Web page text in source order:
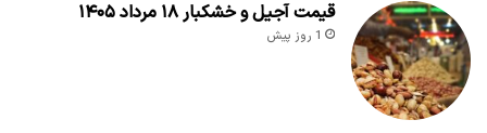
قیمت آجیل و خشکبار ۱۸ مرداد ۱۴۰۵
1 روز پیش